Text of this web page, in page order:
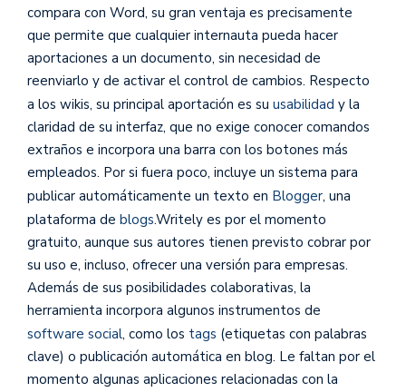
compara con Word, su gran ventaja es precisamente
que permite que cualquier internauta pueda hacer
aportaciones a un documento, sin necesidad de
reenviarlo y de activar el control de cambios. Respecto
a los wikis, su principal aportación es su usabilidad y la
claridad de su interfaz, que no exige conocer comandos
extraños e incorpora una barra con los botones más
empleados. Por si fuera poco, incluye un sistema para
publicar automáticamente un texto en Blogger, una
plataforma de blogs.Writely es por el momento
gratuito, aunque sus autores tienen previsto cobrar por
su uso e, incluso, ofrecer una versión para empresas.
Además de sus posibilidades colaborativas, la
herramienta incorpora algunos instrumentos de
software social, como los tags (etiquetas con palabras
clave) o publicación automática en blog. Le faltan por el
momento algunas aplicaciones relacionadas con la